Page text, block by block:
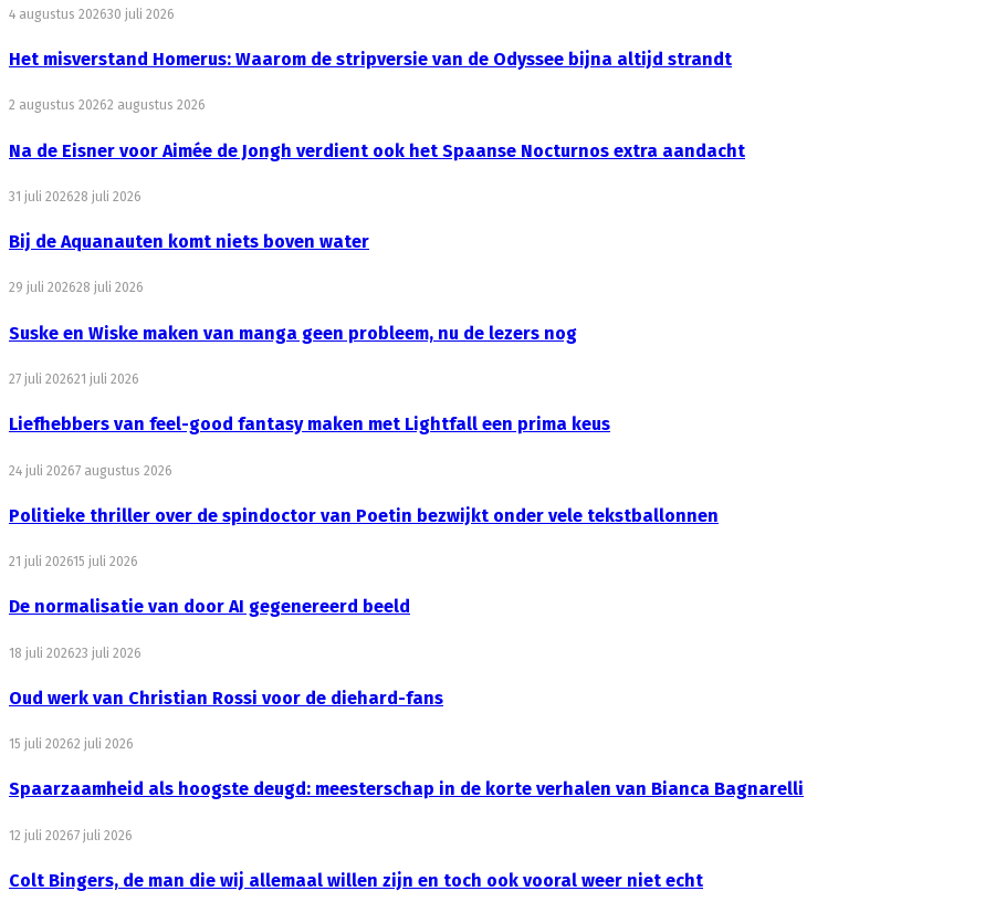
4 augustus 202630 juli 2026
Het misverstand Homerus: Waarom de stripversie van de Odyssee bijna altijd strandt
2 augustus 20262 augustus 2026
Na de Eisner voor Aimée de Jongh verdient ook het Spaanse Nocturnos extra aandacht
31 juli 202628 juli 2026
Bij de Aquanauten komt niets boven water
29 juli 202628 juli 2026
Suske en Wiske maken van manga geen probleem, nu de lezers nog
27 juli 202621 juli 2026
Liefhebbers van feel-good fantasy maken met Lightfall een prima keus
24 juli 20267 augustus 2026
Politieke thriller over de spindoctor van Poetin bezwijkt onder vele tekstballonnen
21 juli 202615 juli 2026
De normalisatie van door AI gegenereerd beeld
18 juli 202623 juli 2026
Oud werk van Christian Rossi voor de diehard-fans
15 juli 20262 juli 2026
Spaarzaamheid als hoogste deugd: meesterschap in de korte verhalen van Bianca Bagnarelli
12 juli 20267 juli 2026
Colt Bingers, de man die wij allemaal willen zijn en toch ook vooral weer niet echt